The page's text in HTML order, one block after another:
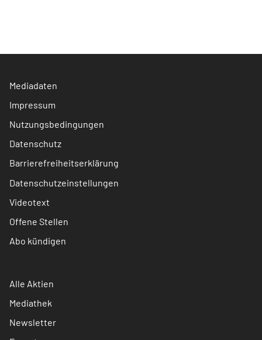
Mediadaten
Impressum
Nutzungsbedingungen
Datenschutz
Barrierefreiheitserklärung
Datenschutzeinstellungen
Videotext
Offene Stellen
Abo kündigen
Alle Aktien
Mediathek
Newsletter